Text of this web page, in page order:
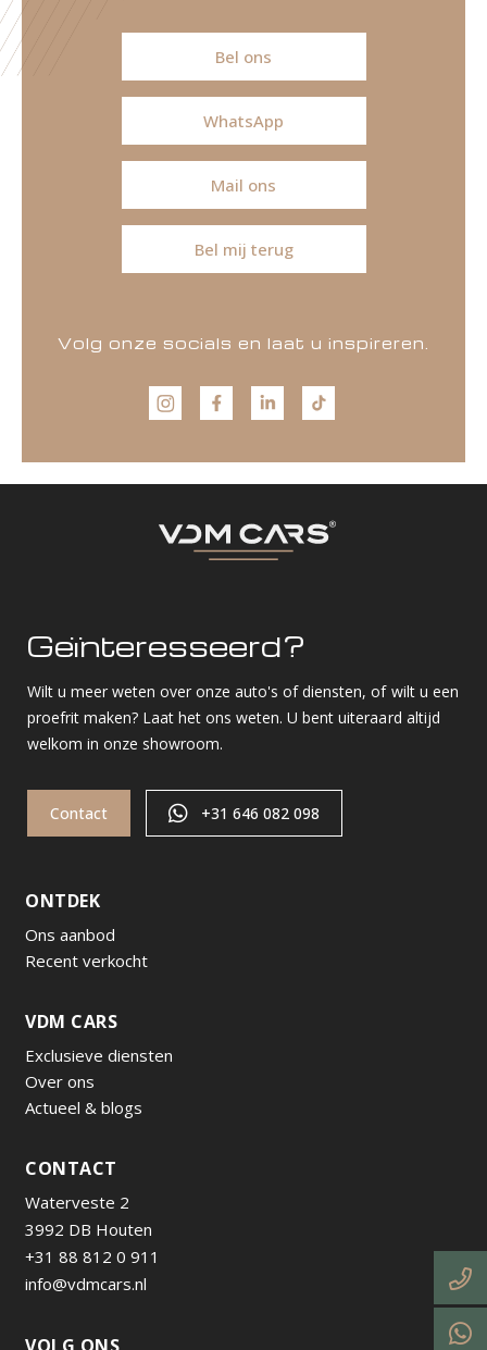
Bel ons
WhatsApp
Mail ons
Bel mij terug
Volg onze socials en laat u inspireren.
Geïnteresseerd?
Wilt u meer weten over onze auto's of diensten, of wilt u een
proefrit maken? Laat het ons weten. U bent uiteraard altijd
welkom in onze showroom.
Contact +31 646 082 098
ONTDEK
Ons aanbod
Recent verkocht
VDM CARS
Exclusieve diensten
Over ons
Actueel & blogs
CONTACT
Waterveste 2
3992 DB Houten
+31 88 812 0 911
info@vdmcars.nl